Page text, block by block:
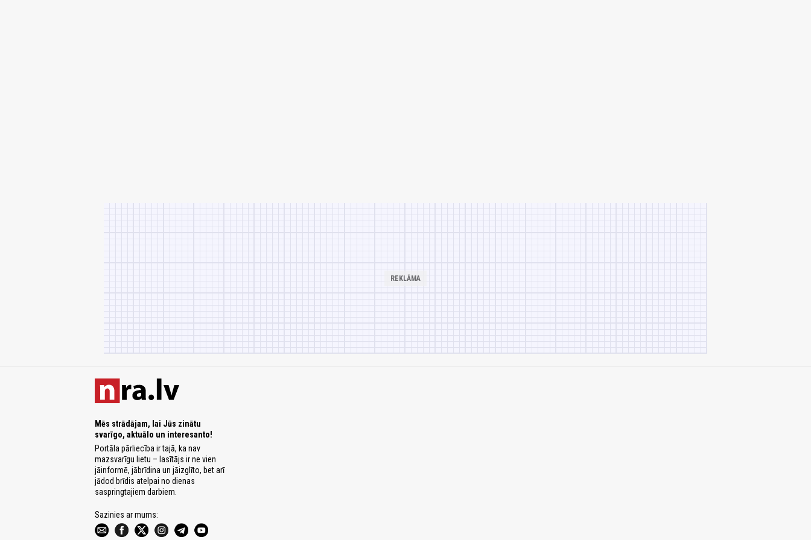
Mēs strādājam, lai Jūs zinātu
svarīgo, aktuālo un interesanto!
Portāla pārliecība ir tajā, ka nav
mazsvarīgu lietu – lasītājs ir ne vien
jāinformē, jābrīdina un jāizglīto, bet arī
jādod brīdis atelpai no dienas
saspringtajiem darbiem.
Sazinies ar mums: